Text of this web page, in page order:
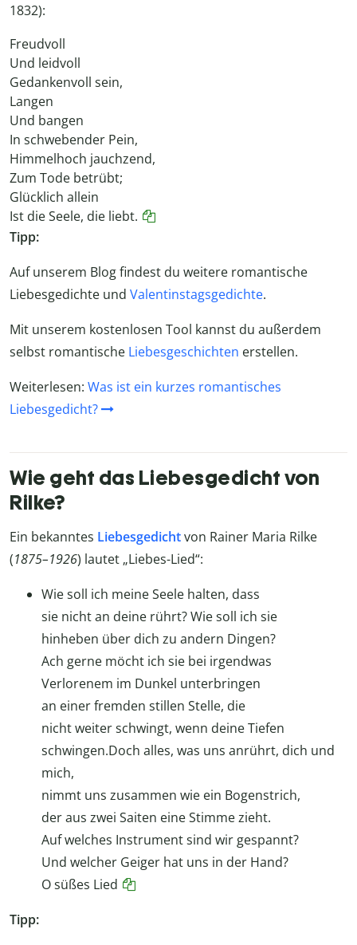
1832):
Freudvoll
Und leidvoll
Gedankenvoll sein,
Langen
Und bangen
In schwebender Pein,
Himmelhoch jauchzend,
Zum Tode betrübt;
Glücklich allein
Ist die Seele, die liebt.
Tipp:
Auf unserem Blog findest du weitere romantische
Liebesgedichte und Valentinstagsgedichte.
Mit unserem kostenlosen Tool kannst du außerdem
selbst romantische Liebesgeschichten erstellen.
Weiterlesen: Was ist ein kurzes romantisches
Liebesgedicht?
Wie geht das Liebesgedicht von
Rilke?
Ein bekanntes Liebesgedichtvon Rainer Maria Rilke
(1875–1926) lautet „Liebes-Lied“:
Wie soll ich meine Seele halten, dass
sie nicht an deine rührt? Wie soll ich sie
hinheben über dich zu andern Dingen?
Ach gerne möcht ich sie bei irgendwas
Verlorenem im Dunkel unterbringen
an einer fremden stillen Stelle, die
nicht weiter schwingt, wenn deine Tiefen
schwingen.Doch alles, was uns anrührt, dich und
mich,
nimmt uns zusammen wie ein Bogenstrich,
der aus zwei Saiten eine Stimme zieht.
Auf welches Instrument sind wir gespannt?
Und welcher Geiger hat uns in der Hand?
O süßes Lied
Tipp: